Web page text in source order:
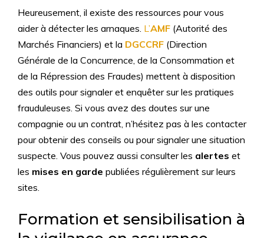
Heureusement, il existe des ressources pour vous
aider à détecter les arnaques. L’AMF (Autorité des
Marchés Financiers) et la DGCCRF (Direction
Générale de la Concurrence, de la Consommation et
de la Répression des Fraudes) mettent à disposition
des outils pour signaler et enquêter sur les pratiques
frauduleuses. Si vous avez des doutes sur une
compagnie ou un contrat, n’hésitez pas à les contacter
pour obtenir des conseils ou pour signaler une situation
suspecte. Vous pouvez aussi consulter les alertes et
les mises en garde publiées régulièrement sur leurs
sites.
Formation et sensibilisation à